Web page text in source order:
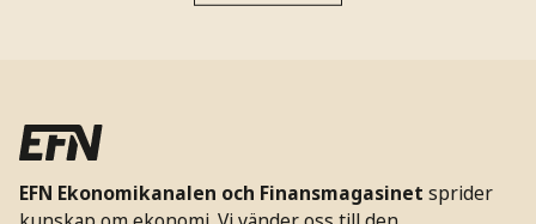
EFN Ekonomikanalen och Finansmagasinet sprider